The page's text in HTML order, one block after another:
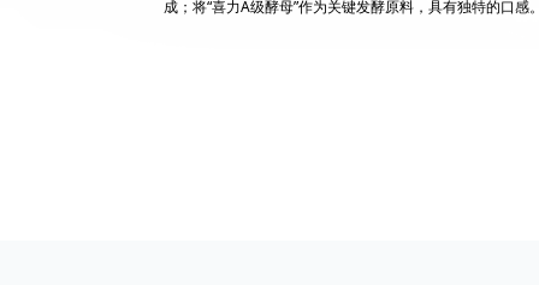
成；将“喜力A级酵母”作为关键发酵原料，具有独特的口感